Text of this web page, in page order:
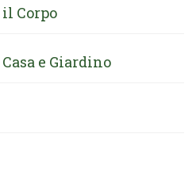
Corpo
e Giardino